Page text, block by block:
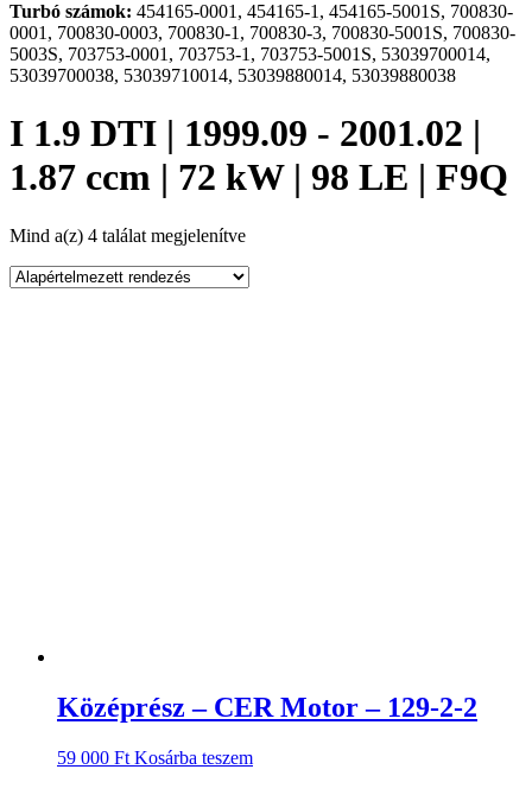
Turbó számok: 454165-0001, 454165-1, 454165-5001S, 700830-
0001, 700830-0003, 700830-1, 700830-3, 700830-5001S, 700830-
5003S, 703753-0001, 703753-1, 703753-5001S, 53039700014,
53039700038, 53039710014, 53039880014, 53039880038
I 1.9 DTI | 1999.09 - 2001.02 |
1.87 ccm | 72 kW | 98 LE | F9Q
Mind a(z) 4 találat megjelenítve
Középrész – CER Motor – 129-2-2
59 000 Ft Kosárba teszem